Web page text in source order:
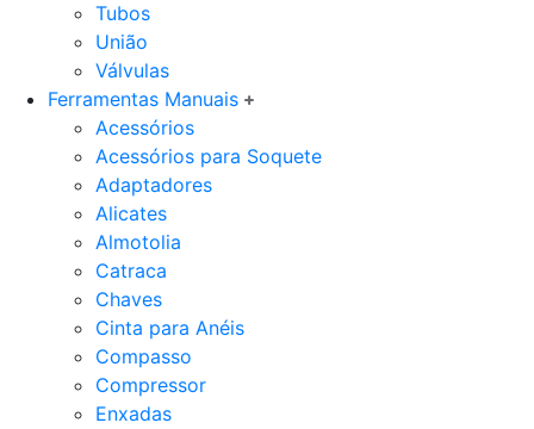
Tubos
União
Válvulas
Ferramentas Manuais
Acessórios
Acessórios para Soquete
Adaptadores
Alicates
Almotolia
Catraca
Chaves
Cinta para Anéis
Compasso
Compressor
Enxadas